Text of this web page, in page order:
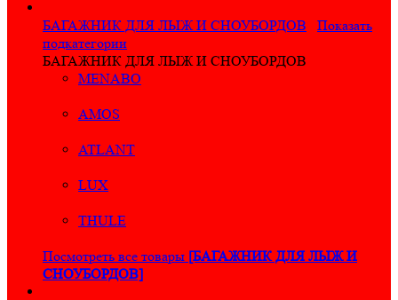
БАГАЖНИК ДЛЯ ЛЫЖ И СНОУБОРДОВ
Показать
подкатегории
БАГАЖНИК ДЛЯ ЛЫЖ И СНОУБОРДОВ
MENABO
AMOS
ATLANT
LUX
THULE
Посмотреть все товары [БАГАЖНИК ДЛЯ ЛЫЖ И
СНОУБОРДОВ]